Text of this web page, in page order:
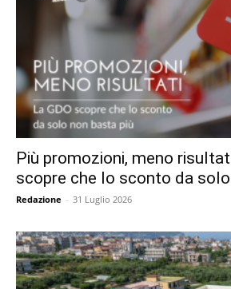
Più promozioni, meno
scopre che lo sconto da
Redazione - 31 Luglio 2026